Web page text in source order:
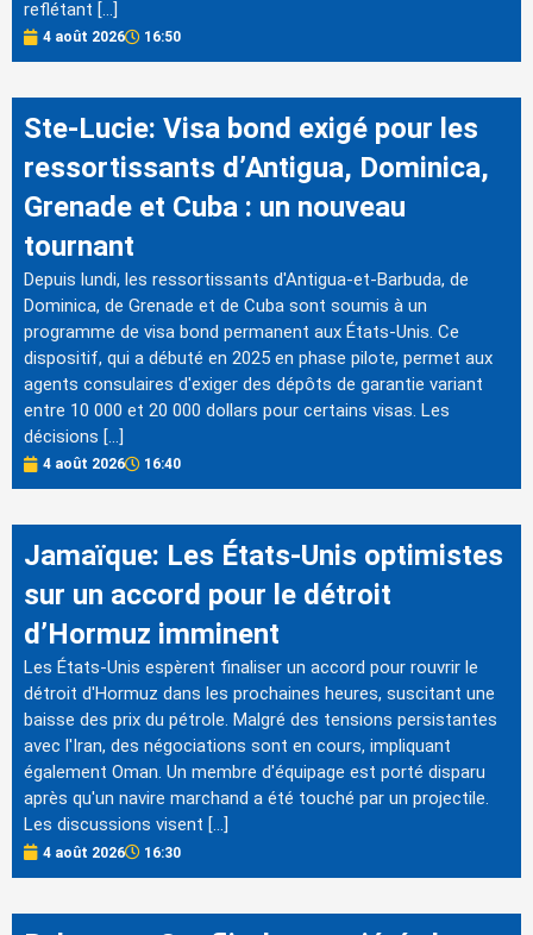
reflétant […]
4 août 2026 16:50
Ste-Lucie: Visa bond exigé pour les
ressortissants d’Antigua, Dominica,
Grenade et Cuba : un nouveau
tournant
Depuis lundi, les ressortissants d'Antigua-et-Barbuda, de
Dominica, de Grenade et de Cuba sont soumis à un
programme de visa bond permanent aux États-Unis. Ce
dispositif, qui a débuté en 2025 en phase pilote, permet aux
agents consulaires d'exiger des dépôts de garantie variant
entre 10 000 et 20 000 dollars pour certains visas. Les
décisions […]
4 août 2026 16:40
Jamaïque: Les États-Unis optimistes
sur un accord pour le détroit
d’Hormuz imminent
Les États-Unis espèrent finaliser un accord pour rouvrir le
détroit d'Hormuz dans les prochaines heures, suscitant une
baisse des prix du pétrole. Malgré des tensions persistantes
avec l'Iran, des négociations sont en cours, impliquant
également Oman. Un membre d'équipage est porté disparu
après qu'un navire marchand a été touché par un projectile.
Les discussions visent […]
4 août 2026 16:30